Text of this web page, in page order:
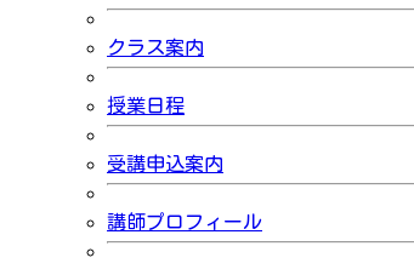
クラス案内
授業日程
受講申込案内
講師プロフィール